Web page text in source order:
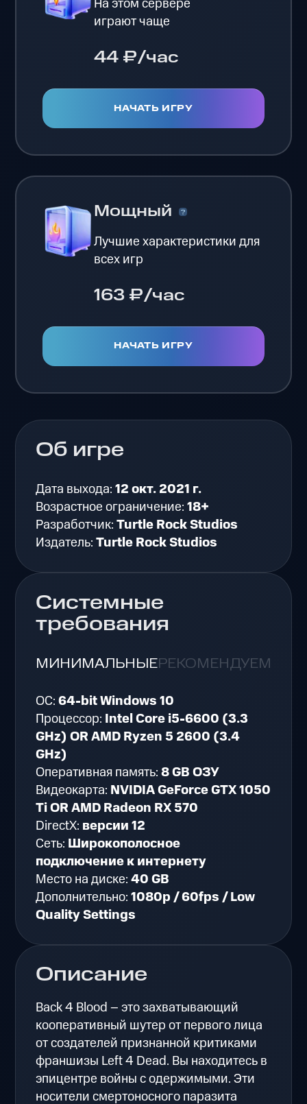
На этом сервере
играют чаще
44 ₽/час
НАЧАТЬ ИГРУ
Мощный
Лучшие характеристики для
всех игр
163 ₽/час
НАЧАТЬ ИГРУ
Описание
Back 4 Blood – это захватывающий
кооперативный шутер от первого лица
от создателей признанной критиками
франшизы Left 4 Dead. Вы находитесь в
эпицентре войны с одержимыми. Эти
носители смертоносного паразита
Об игре
Дата выхода:12 окт. 2021 г.
Возрастное ограничение:18+
Разработчик:Turtle Rock Studios
Издатель:Turtle Rock Studios
Системные
требования
МИНИМАЛЬНЫЕРЕКОМЕНДУЕМЫЕ
ОС:64-bit Windows 10
Процессор: Intel Core i5-6600 (3.3
GHz) OR AMD Ryzen 5 2600 (3.4
GHz)
Оперативная память:8 GB ОЗУ
Видеокарта: NVIDIA GeForce GTX 1050
Ti OR AMD Radeon RX 570
DirectX: версии 12
Сеть: Широкополосное
подключение к интернету
Место на диске:40 GB
Дополнительно:1080p / 60fps / Low
Quality Settings